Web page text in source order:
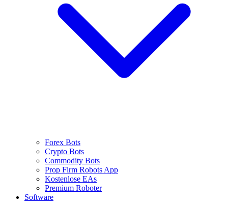
Forex Bots
Crypto Bots
Commodity Bots
Prop Firm Robots App
Kostenlose EAs
Premium Roboter
Software